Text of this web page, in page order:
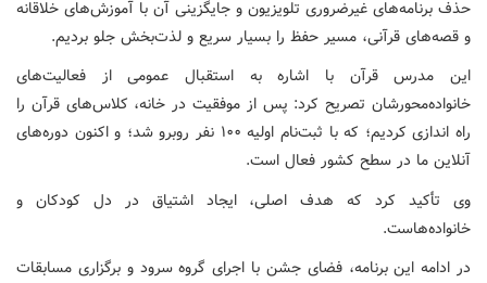
حذف برنامه‌های غیرضروری تلویزیون و جایگزینی آن با آموزش‌های خلاقانه
و قصه‌های قرآنی، مسیر حفظ را بسیار سریع و لذت‌بخش جلو بردیم.
این مدرس قرآن با اشاره به استقبال عمومی از فعالیت‌های
خانواده‌محورشان تصریح کرد: پس از موفقیت در خانه، کلاس‌های قرآن را
راه اندازی کردیم؛ که با ثبت‌نام اولیه ۱۰۰ نفر روبرو شد؛ و اکنون دوره‌های
آنلاین ما در سطح کشور فعال است.
وی تأکید کرد که هدف اصلی، ایجاد اشتیاق در دل کودکان و
خانواده‌هاست.
در ادامه این برنامه، فضای جشن با اجرای گروه سرود و برگزاری مسابقات